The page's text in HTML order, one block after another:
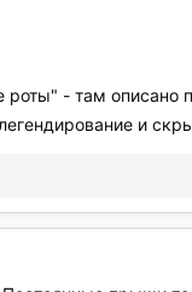
- там описано
и